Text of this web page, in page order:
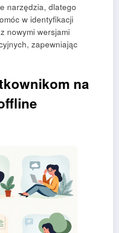
narzędzia, dlatego
w identyfikacji
nowymi wersjami
zapewniając
na